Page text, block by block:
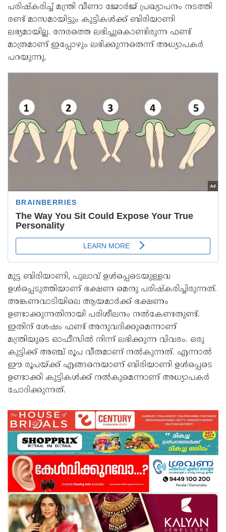
പരിഷ്കരിച്ച് മന്ത്രി വീണാ ജോർജ് പ്രഖ്യാപനം നടത്തി
രണ്ട് മാസമായിട്ടും കുട്ടികൾക്ക് ബിരിയാണി
ലഭ്യമായില്ല. നേരത്തെ ലഭിച്ചുകൊണ്ടിരുന്ന ഫണ്ട്
മാത്രമാണ് ഇപ്പോഴും ലഭിക്കുന്നതെന്ന് അധ്യാപകർ
പറയുന്നു.
മുട്ട ബിരിയാണി, പുലാവ് ഉൾപ്പെടെയുള്ളവ
ഉൾപ്പെടുത്തിയാണ് ഭക്ഷണ മെനു പരിഷ്‌കരിച്ചിരുന്നത്.
അങ്കണവാടിയിലെ ആയമാർക്ക് ഭക്ഷണം
ഉണ്ടാക്കുന്നതിനായി പരിശീലനം നൽകേണ്ടതുണ്ട്.
ഇതിന് ശേഷം ഫണ്ട് അനുവദിക്കുമെന്നാണ്
മന്ത്രിയുടെ ഓഫീസിൽ നിന്ന് ലഭിക്കുന്ന വിവരം. ഒരു ​
കുട്ടിക്ക് അഞ്ച് രൂപ വീതമാണ് നൽ‌കുന്നത്. എന്നാൽ
ഈ രൂപയ്ക്ക് എങ്ങനെയാണ് ബിരിയാണി ഉൾപ്പെടെ
ഉണ്ടാക്കി കുട്ടികൾക്ക് നൽകുമെന്നാണ് അധ്യാപകർ
ചോദിക്കുന്നത്.